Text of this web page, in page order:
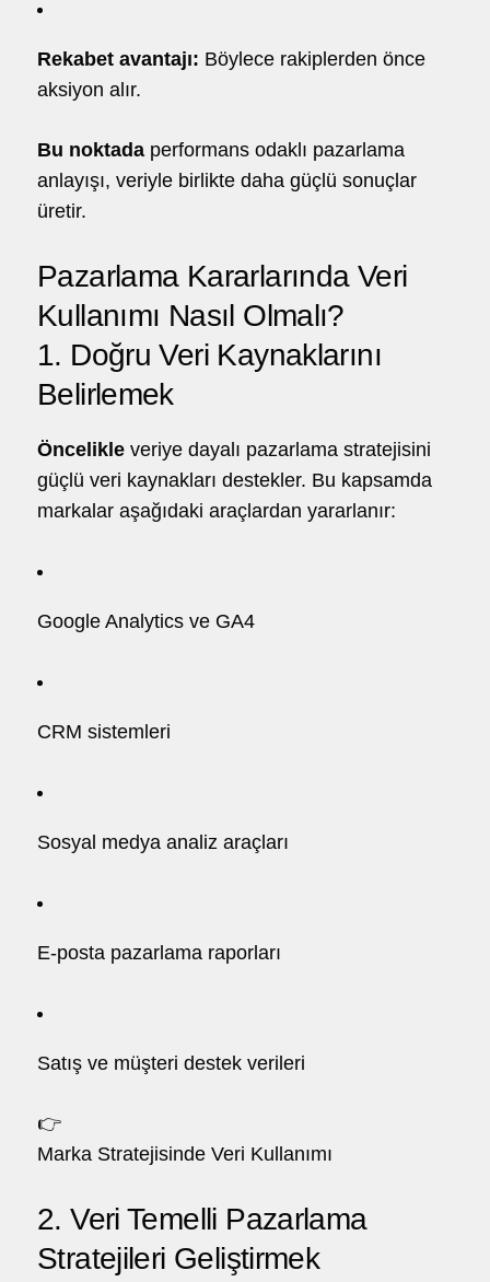
Rekabet avantajı: Böylece rakiplerden önce
aksiyon alır.
Bu noktada performans odaklı pazarlama
anlayışı, veriyle birlikte daha güçlü sonuçlar
üretir.
Pazarlama Kararlarında Veri
Kullanımı Nasıl Olmalı?
1. Doğru Veri Kaynaklarını
Belirlemek
Öncelikle veriye dayalı pazarlama stratejisini
güçlü veri kaynakları destekler. Bu kapsamda
markalar aşağıdaki araçlardan yararlanır:
Google Analytics ve GA4
CRM sistemleri
Sosyal medya analiz araçları
E-posta pazarlama raporları
Satış ve müşteri destek verileri
👉
Marka Stratejisinde Veri Kullanımı
2. Veri Temelli Pazarlama
Stratejileri Geliştirmek